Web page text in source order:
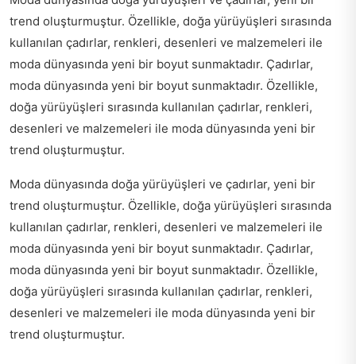
trend oluşturmuştur. Özellikle, doğa yürüyüşleri sırasında
kullanılan çadırlar, renkleri, desenleri ve malzemeleri ile
moda dünyasında yeni bir boyut sunmaktadır. Çadırlar,
moda dünyasında yeni bir boyut sunmaktadır. Özellikle,
doğa yürüyüşleri sırasında kullanılan çadırlar, renkleri,
desenleri ve malzemeleri ile moda dünyasında yeni bir
trend oluşturmuştur.
Moda dünyasında doğa yürüyüşleri ve çadırlar, yeni bir
trend oluşturmuştur. Özellikle, doğa yürüyüşleri sırasında
kullanılan çadırlar, renkleri, desenleri ve malzemeleri ile
moda dünyasında yeni bir boyut sunmaktadır. Çadırlar,
moda dünyasında yeni bir boyut sunmaktadır. Özellikle,
doğa yürüyüşleri sırasında kullanılan çadırlar, renkleri,
desenleri ve malzemeleri ile moda dünyasında yeni bir
trend oluşturmuştur.